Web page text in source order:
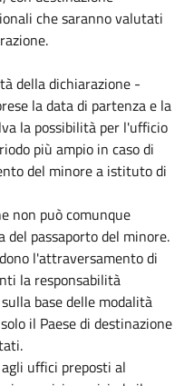
che saranno valutati
della dichiarazione -
la data di partenza e la
la possibilità per l'ufficio
più ampio in caso di
del minore a istituto di
non può comunque
del passaporto del minore.
l'attraversamento di
la responsabilità
base delle modalità
il Paese di destinazione
uffici preposti al